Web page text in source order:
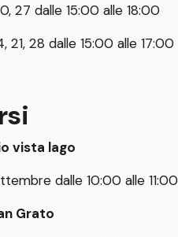
27 dalle 15:00 alle 18:00
21, 28 dalle 15:00 alle 17:00
vista lago
dalle 10:00 alle 11:00
Grato